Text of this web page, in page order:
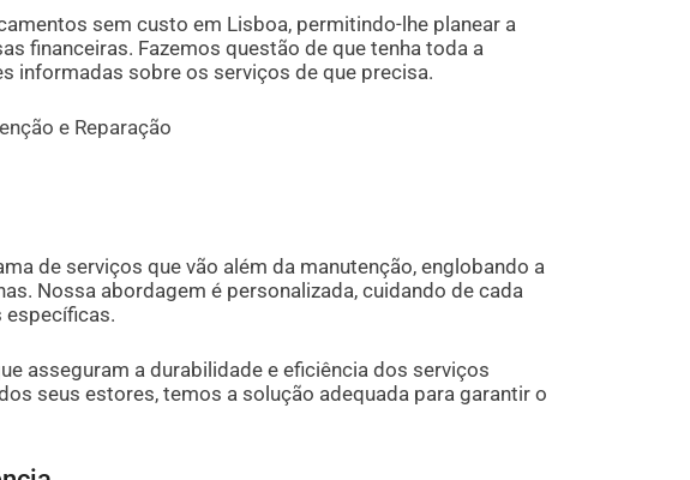
sem custo em Lisboa, permitindo-lhe planear a
financeiras. Fazemos questão de que tenha toda a
informadas sobre os serviços de que precisa.
e Reparação
de serviços que vão além da manutenção, englobando a
Nossa abordagem é personalizada, cuidando de cada
específicas.
asseguram a durabilidade e eficiência dos serviços
seus estores, temos a solução adequada para garantir o